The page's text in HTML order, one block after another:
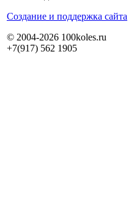
Cоздание и поддержка сайта
© 2004-2026 100koles.ru
+7(917) 562 1905